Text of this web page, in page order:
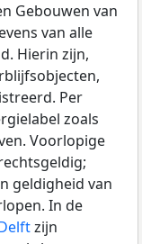
Gebouwen van
van alle
Hierin zijn,
Per
zoals
Voorlopige
geldigheid van
In de
zijn